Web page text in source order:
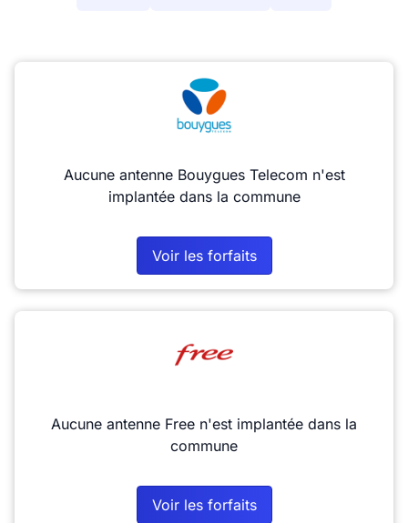
Aucune antenne Bouygues Telecom n'est
implantée dans la commune
Voir les forfaits
Aucune antenne Free n'est implantée dans la
commune
Voir les forfaits